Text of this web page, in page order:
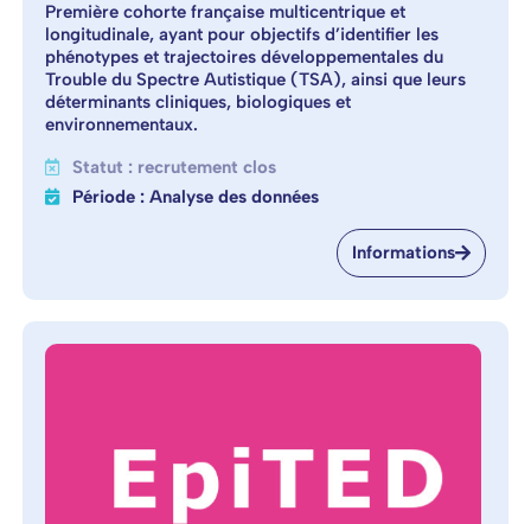
Première cohorte française multicentrique et
longitudinale, ayant pour objectifs d’identifier les
phénotypes et trajectoires développementales du
Trouble du Spectre Autistique (TSA), ainsi que leurs
déterminants cliniques, biologiques et
environnementaux.
Statut : recrutement clos
Période : Analyse des données
Informations